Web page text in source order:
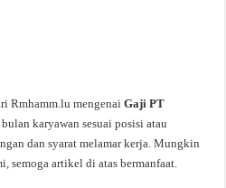
Rmhamm.lu mengenaiGaji PT
bulan karyawan sesuai posisi atau
dan syarat melamar kerja. Mungkin
semoga artikel di atas bermanfaat.